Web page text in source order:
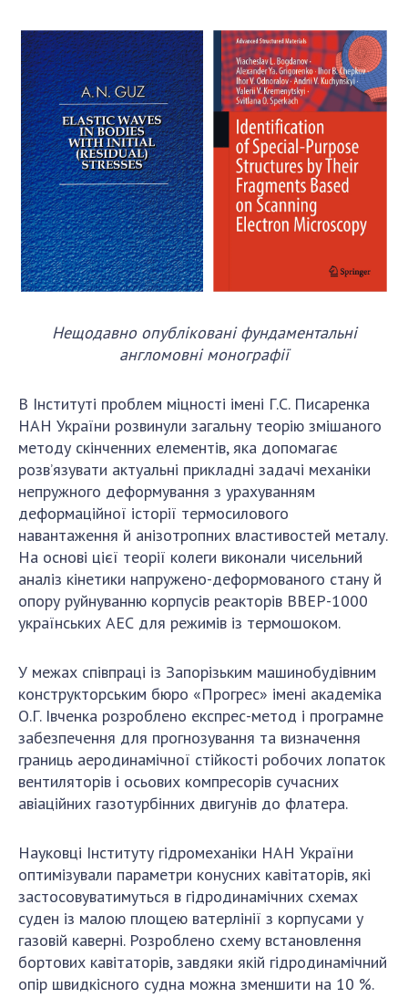
Нещодавно опубліковані фундаментальні
англомовні монографії
В Інституті проблем міцності імені Г.С. Писаренка
НАН України розвинули загальну теорію змішаного
методу скінченних елементів, яка допомагає
розв’язувати актуальні прикладні задачі механіки
непружного деформування з урахуванням
деформаційної історії термосилового
навантаження й анізотропних властивостей металу.
На основі цієї теорії колеги виконали чисельний
аналіз кінетики напружено-деформованого стану й
опору руйнуванню корпусів реакторів ВВЕР-1000
українських АЕС для режимів із термошоком.
У межах співпраці із Запорізьким машинобудівним
конструкторським бюро «Прогрес» імені академіка
О.Г. Івченка розроблено експрес-метод і програмне
забезпечення для прогнозування та визначення
границь аеродинамічної стійкості робочих лопаток
вентиляторів і осьових компресорів сучасних
авіаційних газотурбінних двигунів до флатера.
Науковці Інституту гідромеханіки НАН України
оптимізували параметри конусних кавітаторів, які
застосовуватимуться в гідродинамічних схемах
суден із малою площею ватерлінії з корпусами у
газовій каверні. Розроблено схему встановлення
бортових кавітаторів, завдяки якій гідродинамічний
опір швидкісного судна можна зменшити на 10 %.